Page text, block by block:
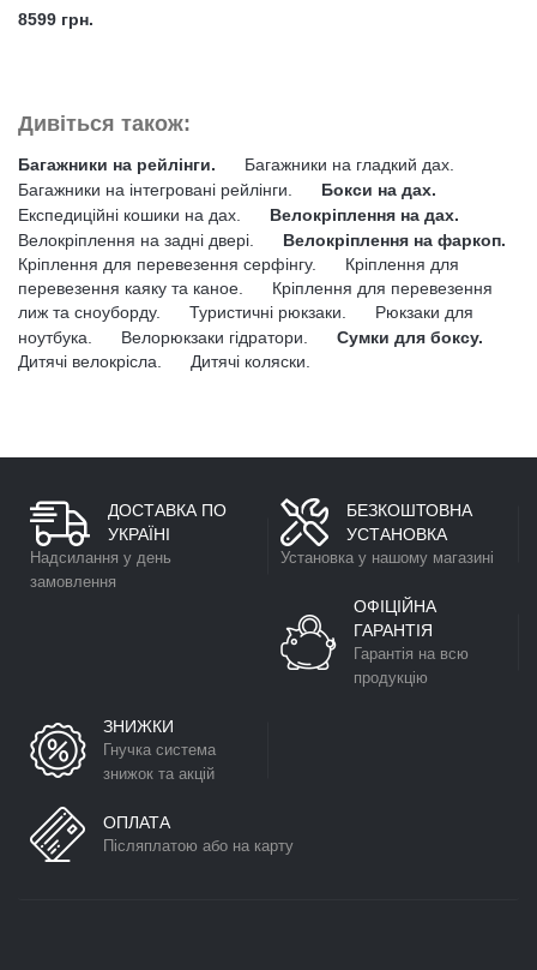
8599 грн.
Дивіться також:
Багажники на рейлінги.
Багажники на гладкий дах.
Багажники на інтегровані рейлінги.
Бокси на дах.
Експедиційні кошики на дах.
Велокріплення на дах.
Велокріплення на задні двері.
Велокріплення на фаркоп.
Кріплення для перевезення серфінгу.
Кріплення для
перевезення каяку та каное.
Кріплення для перевезення
лиж та сноуборду.
Туристичні рюкзаки.
Рюкзаки для
ноутбука.
Велорюкзаки гідратори.
Сумки для боксу.
Дитячі велокрісла.
Дитячі коляски.
ДОСТАВКА ПО
УКРАЇНІ
Надсилання у день
замовлення
БЕЗКОШТОВНА
УСТАНОВКА
Установка у нашому магазині
ОФІЦІЙНА
ГАРАНТІЯ
Гарантія на всю
продукцію
ЗНИЖКИ
Гнучка система
знижок та акцій
ОПЛАТА
Післяплатою або на карту